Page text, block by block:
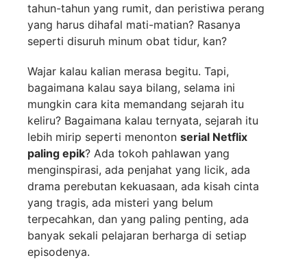
tahun-tahun yang rumit, dan peristiwa perang
yang harus dihafal mati-matian? Rasanya
seperti disuruh minum obat tidur, kan?
Wajar kalau kalian merasa begitu. Tapi,
bagaimana kalau saya bilang, selama ini
mungkin cara kita memandang sejarah itu
keliru? Bagaimana kalau ternyata, sejarah itu
lebih mirip seperti menonton serial Netflix
paling epik? Ada tokoh pahlawan yang
menginspirasi, ada penjahat yang licik, ada
drama perebutan kekuasaan, ada kisah cinta
yang tragis, ada misteri yang belum
terpecahkan, dan yang paling penting, ada
banyak sekali pelajaran berharga di setiap
episodenya.